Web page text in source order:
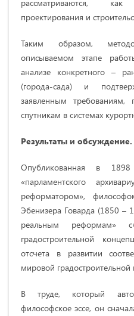
рассматриваются,
проектирования и
Таким образом,
описываемом этапе
анализе конкретного –
(города-сада) и
заявленным
спутникам в системах
Результаты и обсуждение.
Опубликованная в 1898
«парламентского
реформатором»,
Эбенизера Говарда (1850 –
реальным реформам»
градостроительной
отсчета в развитии
мировой градостроительной
В труде, который
философское эссе, он